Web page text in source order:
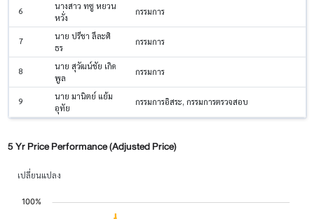
6
นางสาว ทซู หยวน
หวั่ง
กรรมการ
7
นาย ปรีชา ลีละศิ
ธร
กรรมการ
8
นาย สุวัฒน์ชัย เกิด
พูล
กรรมการ
9
นาย มานิตย์ แย้ม
อุทัย
กรรมการอิสระ, กรรมการตรวจสอบ
5 Yr Price Performance (Adjusted Price)
เปลี่ยนแปลง